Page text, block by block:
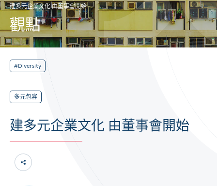
建多元企業文化 由董事會開始
觀點
#Diversity
多元包容
建多元企業文化 由董事會開始